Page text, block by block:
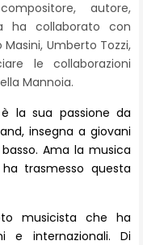
autore,
ha collaborato con
Umberto Tozzi,
le collaborazioni
Mannoia.
la sua passione da
insegna a giovani
Ama la musica
trasmesso questa
musicista che ha
e internazionali. Di